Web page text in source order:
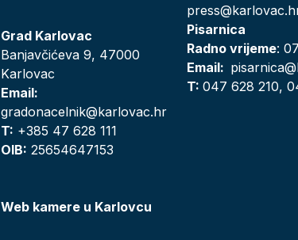
Grad Karlovac
Banjavčićeva 9, 47000
Karlovac
Email:
gradonacelnik@karlovac.hr
T: +385 47 628 111
OIB: 25654647153
Web kamere u Karlovcu
Pisarnica
Radno vrijeme:
Email:
T:047 628 210,